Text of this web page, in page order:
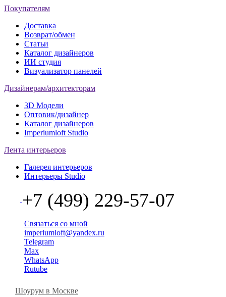
Покупателям
Доставка
Возврат/обмен
Статьи
Каталог дизайнеров
ИИ студия
Визуализатор панелей
Дизайнерам/архитекторам
3D Модели
Оптовик/дизайнер
Каталог дизайнеров
Imperiumloft Studio
Лента интерьеров
Галерея интерьеров
Интерьеры Studio
+7 (499) 229-57-07
Связаться со мной
imperiumloft@yandex.ru
Telegram
Max
WhatsApp
Rutube
Шоурум в Москве